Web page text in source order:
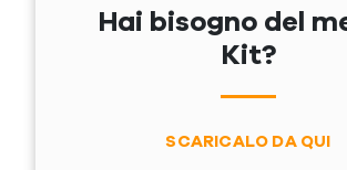
Hai bisogno del
Kit?
SCARICALO DA QUI